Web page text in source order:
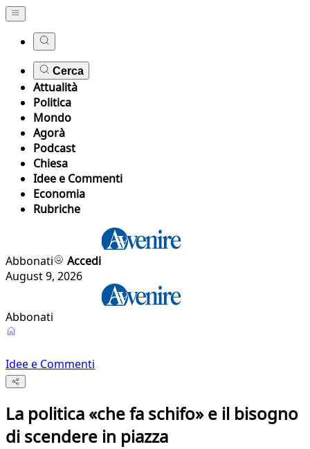
Cerca
Attualità
Politica
Mondo
Agorà
Podcast
Chiesa
Idee e Commenti
Economia
Rubriche
Abbonati
Accedi
August 9, 2026
Abbonati
Idee e Commenti
La politica «che fa schifo» e il bisogno
di scendere in piazza